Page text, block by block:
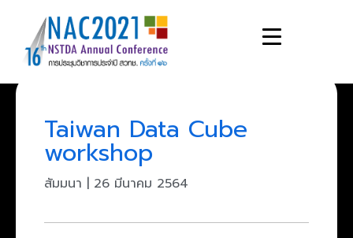
Taiwan Data Cube
workshop
สัมมนา | 26 มีนาคม 2564